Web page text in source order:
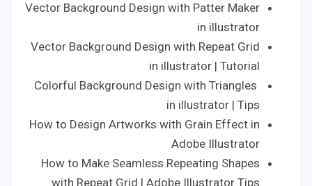
Vector Background Design with Patter Maker
in illustrator
Vector Background Design with Repeat Grid
in illustrator | Tutorial
Colorful Background Design with Triangles
in illustrator | Tips
How to Design Artworks with Grain Effect in
Adobe Illustrator
How to Make Seamless Repeating Shapes
with Repeat Grid | Adobe Illustrator Tips